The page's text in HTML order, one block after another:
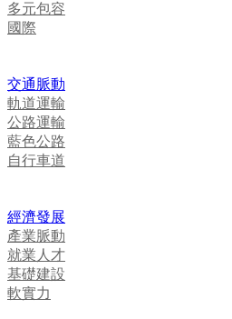
多元包容
國際
交通脈動
軌道運輸
公路運輸
藍色公路
自行車道
經濟發展
產業脈動
就業人才
基礎建設
軟實力